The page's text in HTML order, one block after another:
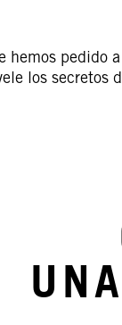
hemos pedido
los secretos